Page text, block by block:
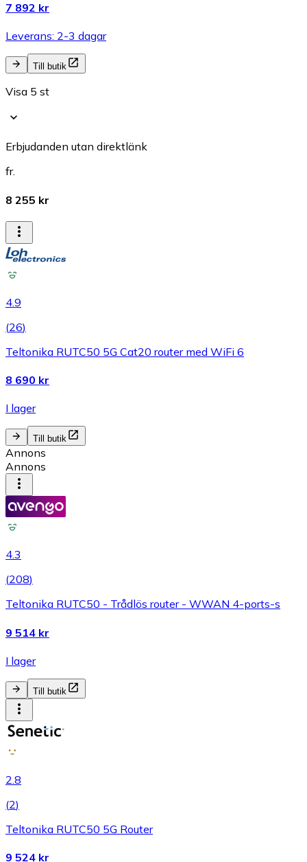
7 892 kr
Leverans: 2-3 dagar
Till butik
Visa 5 st
Erbjudanden utan direktlänk
fr.
8 255 kr
4.9
(26)
Teltonika RUTC50 5G Cat20 router med WiFi 6
8 690 kr
I lager
Till butik
Annons
Annons
4.3
(208)
Teltonika RUTC50 - Trådlös router - WWAN 4-ports-s
9 514 kr
I lager
Till butik
2.8
(2)
Teltonika RUTC50 5G Router
9 524 kr